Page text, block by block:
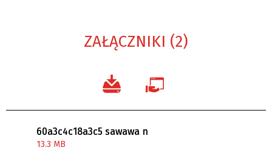
ZAŁĄCZNIKI (2)
60a3c4c18a3c5 sawawa n
13.3 MB